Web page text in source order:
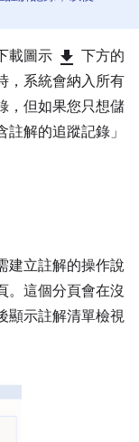
載圖示 download 下方的
，系統會納入所有
，但如果您只想儲
解的追蹤記錄」
建立註解的操作說
。這個分頁會在沒
顯示註解清單檢視